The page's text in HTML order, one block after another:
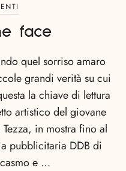
face
quel sorriso amaro
grandi verità su cui
la chiave di lettura
artistico del giovane
in mostra fino al
pubblicitaria DDB di
e …